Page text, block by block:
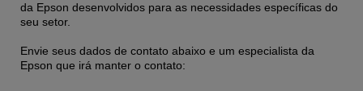
da Epson desenvolvidos para as necessidades específicas do
seu setor.
Envie seus dados de contato abaixo e um especialista da
Epson que irá manter o contato: